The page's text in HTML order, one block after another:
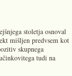
stoletja osnoval
mišljen predvsem kot
skupnega
tudi na